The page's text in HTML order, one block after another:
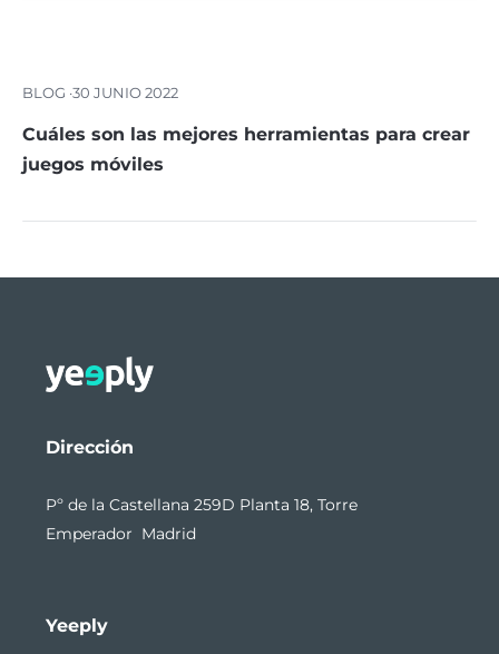
BLOG ·30 JUNIO 2022
Cuáles son las mejores herramientas para crear
juegos móviles
Dirección
Pº de la Castellana 259D Planta 18, Torre
Emperador Madrid
Yeeply